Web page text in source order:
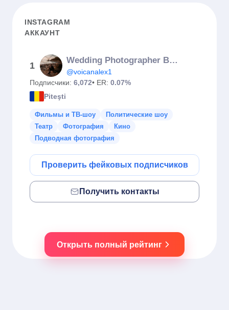
INSTAGRAM
АККАУНТ
1
Wedding Photographer Bucharest
@voicanalex1
Подписчики: 6,072• ER: 0.07%
Piteşti
Фильмы и ТВ-шоу
Политические шоу
Театр
Фотография
Кино
Подводная фотография
Проверить фейковых подписчиков
Получить контакты
Открыть полный рейтинг